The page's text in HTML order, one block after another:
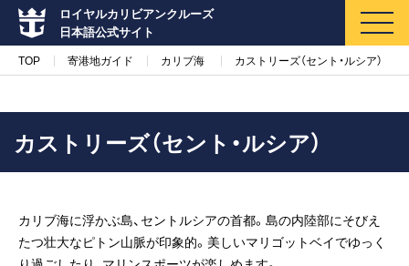
ロイヤルカリビアンクルーズ
日本語公式サイト
マイページ メルマガ登録
クルーズ検索
TOP 寄港地ガイド カリブ海 カストリーズ（セント・ルシア）
カストリーズ（セント・ルシア）
カリブ海に浮かぶ島、セントルシアの首都。島の内陸部にそびえ
たつ壮大なピトン山脈が印象的。美しいマリゴットベイでゆっく